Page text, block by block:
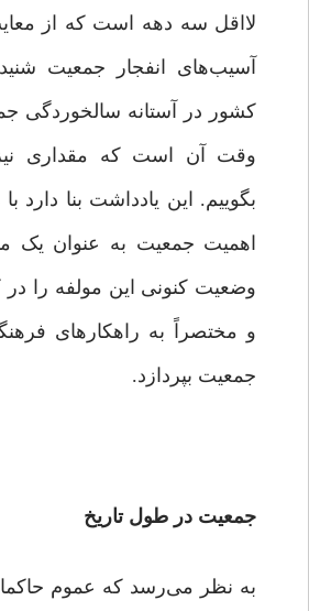
لااقل سه دهه است که از
آسیب‌های انفجار جمعیت
کشور در آستانه سالخوردگی
وقت آن است که مقداری
بگوییم. این یادداشت بنا دارد
اهمیت جمعیت به عنوان یک
وضعیت کنونی این مولفه را
و مختصراً به راهکارهای
جمعیت بپردازد.
جمعیت در طول تاریخ
به نظر می‌رسد که عموم